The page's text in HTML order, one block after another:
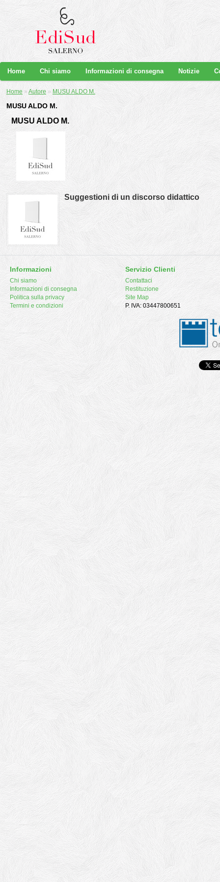
Home Chi siamo Informazioni di consegna Notizie
Home » Autore » MUSU ALDO M.
MUSU ALDO M.
MUSU ALDO M.
Suggestioni di un discorso didattico
Informazioni
Chi siamo
Informazioni di consegna
Politica sulla privacy
Termini e condizioni
Servizio Clienti
Contattaci
Restituzione
Site Map
P. IVA: 03447800651